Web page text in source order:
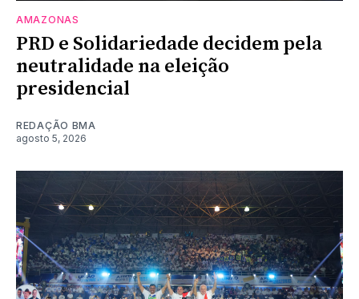
AMAZONAS
PRD e Solidariedade decidem pela
neutralidade na eleição
presidencial
REDAÇÃO BMA
agosto 5, 2026